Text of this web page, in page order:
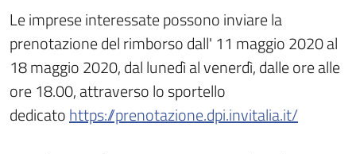
Le imprese interessate possono inviare la
prenotazione del rimborso dall' 11 maggio 2020 al
18 maggio 2020, dal lunedì al venerdì, dalle ore alle
ore 18.00, attraverso lo sportello
dedicatohttps://prenotazione.dpi.invitalia.it/